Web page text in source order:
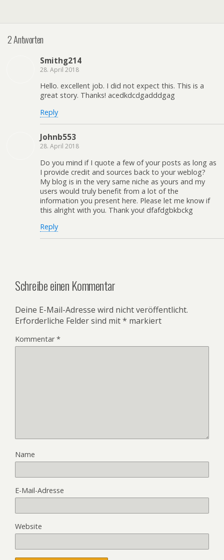
2 Antworten
Smithg214
28. April 2018
Hello. excellent job. I did not expect this. This is a
great story. Thanks! acedkdcdgadddgag
Reply
Johnb553
28. April 2018
Do you mind if I quote a few of your posts as long as
I provide credit and sources back to your weblog?
My blog is in the very same niche as yours and my
users would truly benefit from a lot of the
information you present here. Please let me know if
this alright with you. Thank you! dfafdgbkbckg
Reply
Schreibe einen Kommentar
Deine E-Mail-Adresse wird nicht veröffentlicht.
Erforderliche Felder sind mit* markiert
Kommentar*
Name
E-Mail-Adresse
Website